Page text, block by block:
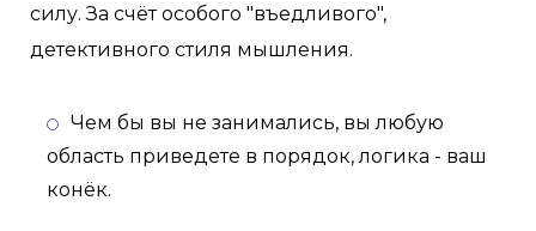
силу. За счёт особого "въедливого",
детективного стиля мышления.
Чем бы вы не занимались, вы любую
область приведете в порядок, логика - ваш
конёк.